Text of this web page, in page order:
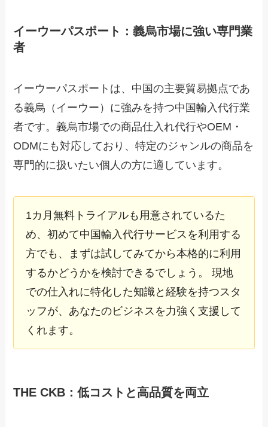
イーウーパスポート：義烏市場に強い専門業
者
イーウーパスポートは、中国の主要貿易拠点であ
る義烏（イーウー）に強みを持つ中国輸入代行業
者です。義烏市場での商品仕入れ代行やOEM・
ODMにも対応しており、特定のジャンルの商品を
専門的に扱いたい個人の方に適しています。
1カ月無料トライアルも用意されているた
め、初めて中国輸入代行サービスを利用する
方でも、まずは試してみてから本格的に利用
するかどうかを検討できるでしょう。 現地
での仕入れに特化した知識と経験を持つスタ
ッフが、あなたのビジネスを力強く支援して
くれます。
THE CKB：低コストと高品質を両立